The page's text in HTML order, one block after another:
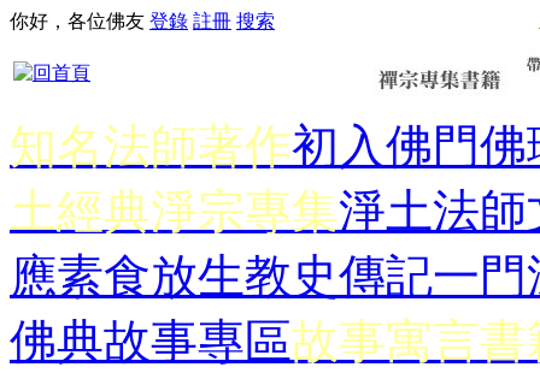
你好，各位佛友 登錄 註冊 搜索
知名法師著作初入佛門佛
土經典淨宗專集淨土法師
應素食放生教史傳記一門
佛典故事專區故事寓言書